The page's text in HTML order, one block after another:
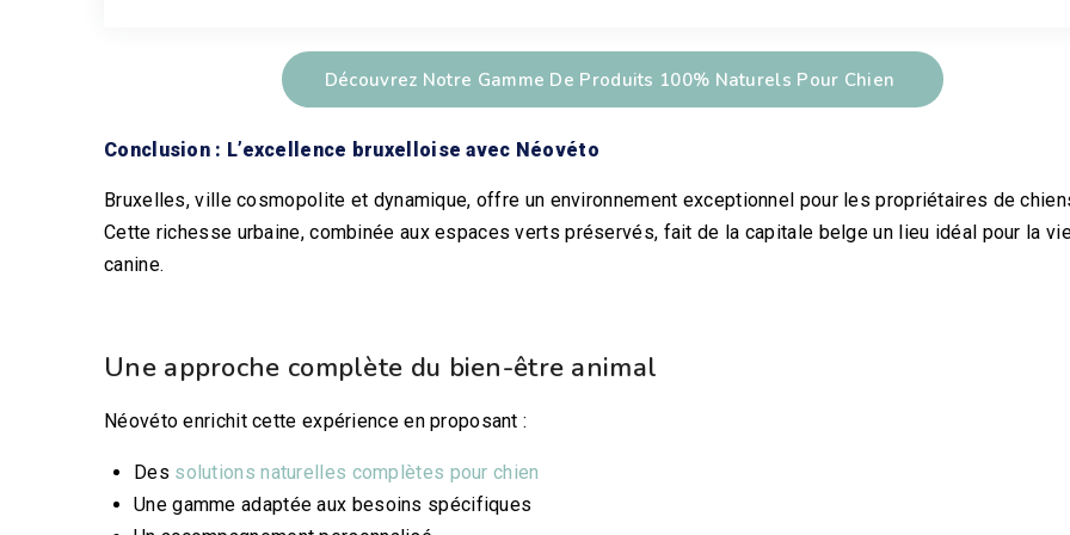
Découvrez Notre Gamme De Produits 100% Naturels Pour Chien
Conclusion : L’excellence bruxelloise avec Néovéto
Bruxelles, ville cosmopolite et dynamique, offre un environnement exceptionnel pour les propriétaires de
Cette richesse urbaine, combinée aux espaces verts préservés, fait de la capitale belge un lieu idéal pour la
canine.
Une approche complète du bien-être animal
Néovéto enrichit cette expérience en proposant :
Des solutions naturelles complètes pour chien
Une gamme adaptée aux besoins spécifiques